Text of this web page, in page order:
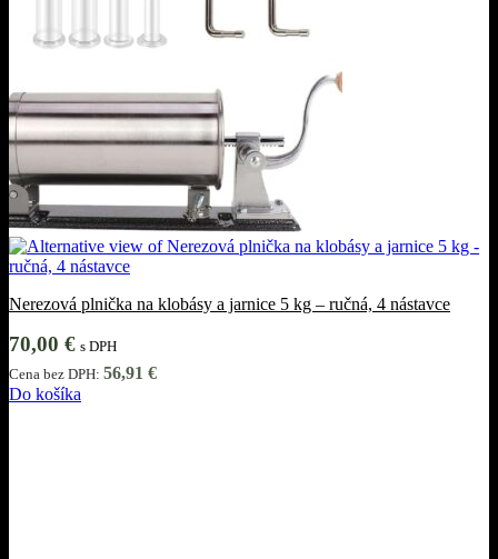
Nerezová plnička na klobásy a jarnice 5 kg – ručná, 4 nástavce
70,00 € s DPH
Cena bez DPH: 56,91 €
Do košíka